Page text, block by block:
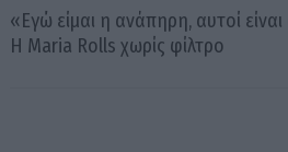
«Εγώ είμαι η ανάπηρη, αυτοί
Η Maria Rolls χωρίς φίλτρο